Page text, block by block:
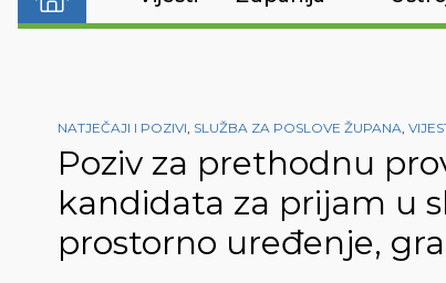
NATJEČAJI I POZIVI, SLUŽBA ZA POSLOVE ŽUPANA,
Poziv za prethodnu
kandidata za prijam u
prostorno uređenje,